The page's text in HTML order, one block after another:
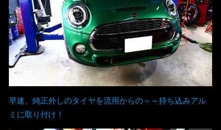
早速、純正外しのタイヤを流用からの～～持ち込みアル
ミに取り付け！